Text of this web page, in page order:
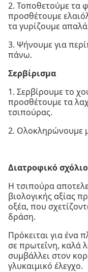
2. Τοποθετούμε τα
προσθέτουμε
τα γυρίζουμε
3. Ψήνουμε για
πάνω.
Σερβίρισμα
1. Σερβίρουμε το
προσθέτουμε τα
τσιπούρας.
2. Ολοκληρώνουμε
Διατροφικό σχόλιο
Η τσιπούρα
βιολογικής αξίας
οξέα, που
δράση.
Πρόκειται για ένα
σε πρωτεΐνη, καλά
συμβάλλει στον
γλυκαιμικό έλεγχο.